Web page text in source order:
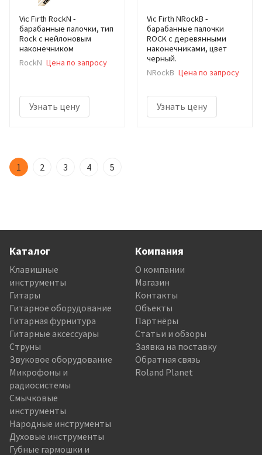
Vic Firth RockN -
барабанные палочки, тип
Rock с нейлоновым
наконечником
RockN Цена по запросу
Узнать цену
Vic Firth NRockB -
барабанные палочки
ROCK с деревянными
наконечниками, цвет
черный.
NRockB Цена по запросу
Узнать цену
1 2 3 4 5
Каталог
Клавишные
инструменты
Гитары
Гитарное оборудование
Гитарная фурнитура
Гитарные аксессуары
Струны
Звуковое оборудование
Микрофоны и
радиосистемы
Смычковые
инструменты
Народные инструменты
Духовые инструменты
Губные гармошки и
Компания
О компании
Магазин
Контакты
Объекты
Партнёры
Статьи и обзоры
Заявка на поставку
Обратная связь
Roland Planet